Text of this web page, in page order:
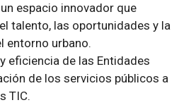
espacio innovador que
talento, las oportunidades y la
entorno urbano.
eficiencia de las Entidades
de los servicios públicos a
TIC.